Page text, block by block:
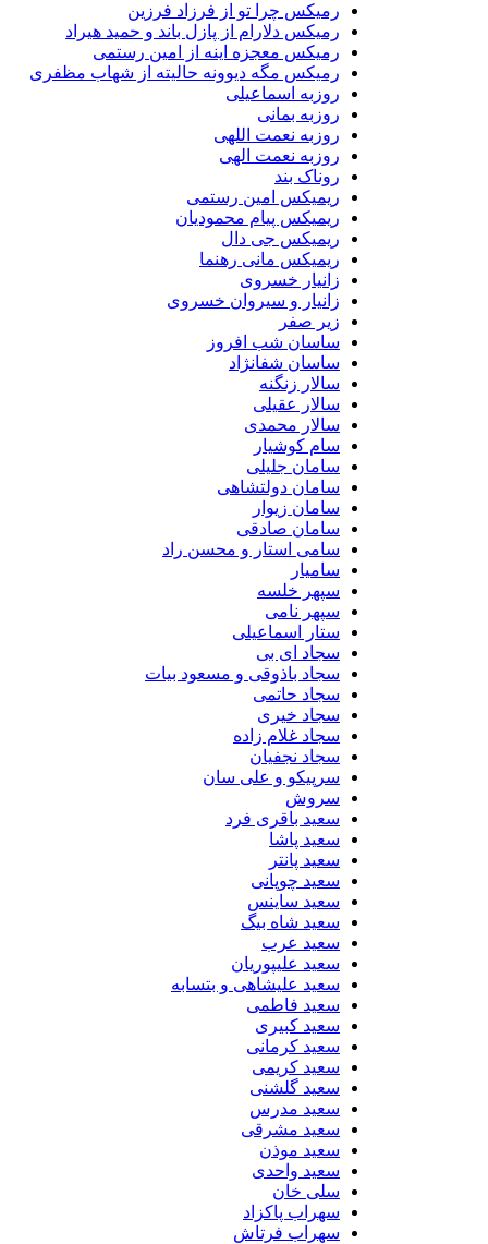
رمیکس چرا تو از فرزاد فرزین
رمیکس دلارام از پازل باند و حمید هیراد
رمیکس معجزه اینه از امین رستمی
رمیکس مگه دیوونه حالیته از شهاب مظفری
روزبه اسماعیلی
روزبه بمانی
روزبه نعمت اللهی
روزبه نعمت الهی
روناک بند
ریمیکس امین رستمی
ریمیکس پیام محمودیان
ریمیکس جی دال
ریمیکس مانی رهنما
زانیار خسروی
زانیار و سیروان خسروی
زیر صفر
ساسان شب افروز
ساسان شفانژاد
سالار زنگنه
سالار عقیلی
سالار محمدی
سام کوشیار
سامان جلیلی
سامان دولتشاهی
سامان زیوار
سامان صادقی
سامی استار و محسن راد
سامیار
سپهر خلسه
سپهر نامی
ستار اسماعیلی
سجاد ای بی
سجاد باذوقی و مسعود بیات
سجاد حاتمی
سجاد خیری
سجاد غلام زاده
سجاد نجفیان
سرپیکو و علی سان
سروش
سعید باقری فرد
سعید پاشا
سعید پانتر
سعید چوپانی
سعید ساینس
سعید شاه بیگ
سعید عرب
سعید علیپوریان
سعید علیشاهی و بتسابه
سعید فاطمی
سعید کبیری
سعید کرمانی
سعید کریمی
سعید گلشنی
سعید مدرس
سعید مشرقی
سعید موذن
سعید واحدی
سلی خان
سهراب پاکزاد
سهراب فرتاش